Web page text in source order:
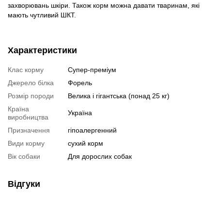
захворювань шкіри. Також корм можна давати тваринам, які
мають чутливий ШКТ.
Характеристики
Клас корму
Супер-преміум
Джерело білка
Форель
Розмір породи
Велика і гігантська (понад 25 кг)
Країна
виробництва
Україна
Призначення
гіпоалергенний
Види корму
сухий корм
Вік собаки
Для дорослих собак
Відгуки